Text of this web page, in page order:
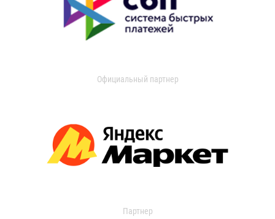
Официальный партнер
Партнер